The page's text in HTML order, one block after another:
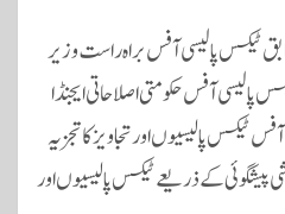
ٹیکس پالیسی آفس براہ راست وزیر
پالیسی آفس حکومتی اصلاحاتی ایجنڈا
ٹیکس پالیسیوں اور تجاویز کا تجزیہ
پیشگوئی کے ذریعے ٹیکس پالیسیوں اور